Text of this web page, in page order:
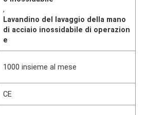
,
Lavandino del lavaggio della mano
di acciaio inossidabile di operazion
e
1000 insieme al mese
CE